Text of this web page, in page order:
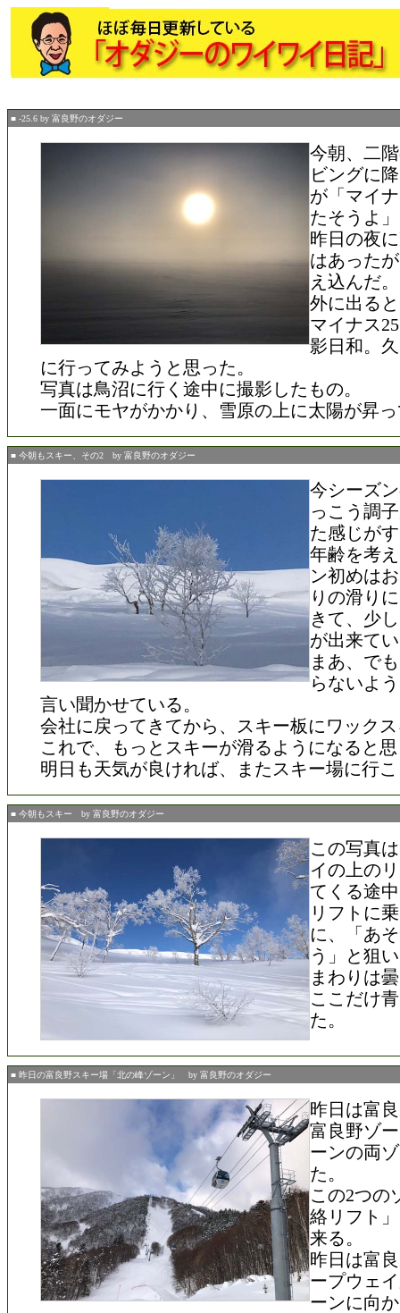
■ -25.6 by 富良野のオダジー
今朝、二
ビングに
が「マイ
たそうよ
昨日の夜
はあった
え込んだ。
外に出る
マイナス
影日和。
に行ってみようと思った。
写真は鳥沼に行く途中に撮影したもの。
一面にモヤがかかり、雪原の上に太陽が昇
■ 今朝もスキー、その2 by 富良野のオダジー
今シーズ
っこう調
た感じが
年齢を考
ン初めは
りの滑り
きて、少
が出来て
まあ、で
らないよ
言い聞かせている。
会社に戻ってきてから、スキー板にワック
これで、もっとスキーが滑るようになると
明日も天気が良ければ、またスキー場に行
■ 今朝もスキー by 富良野のオダジー
この写真
イの上の
てくる途
リフトに
に、「あ
う」と狙
まわりは
ここだけ
た。
■ 昨日の富良野スキー場「北の峰ゾーン」 by 富良野のオダジー
昨日は富
富良野ゾ
ーンの両
た。
この2つの
絡リフト
来る。
昨日は富
ープウェ
ーンに向